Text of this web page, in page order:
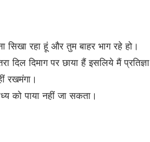
रहा हूं और तुम बाहर भाग रहे हो।
दिमाग पर छाया हैं इसलिये मैं प्रतिज्ञा
रखमंगा।
को पाया नहीं जा सकता।